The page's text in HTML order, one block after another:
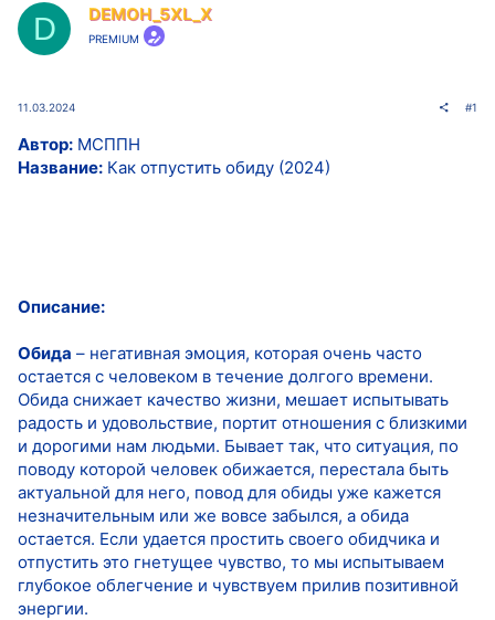
а
D DEMOH_5XL_X
PREMIUM
11.03.2024 #1
Автор: МСППН
Название: Как отпустить обиду (2024)
Описание:
Обида – негативная эмоция, которая очень часто
остается с человеком в течение долгого времени.
Обида снижает качество жизни, мешает испытывать
радость и удовольствие, портит отношения с близкими
и дорогими нам людьми. Бывает так, что ситуация, по
поводу которой человек обижается, перестала быть
актуальной для него, повод для обиды уже кажется
незначительным или же вовсе забылся, а обида
остается. Если удается простить своего обидчика и
отпустить это гнетущее чувство, то мы испытываем
глубокое облегчение и чувствуем прилив позитивной
энергии.